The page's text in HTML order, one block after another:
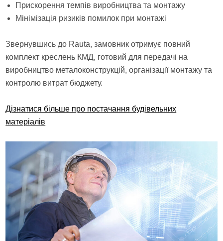
Прискорення темпів виробництва та монтажу
Мінімізація ризиків помилок при монтажі
Звернувшись до Rauta, замовник отримує повний
комплект креслень КМД, готовий для передачі на
виробництво металоконструкцій, організації монтажу та
контролю витрат бюджету.
Дізнатися більше про постачання будівельних
матеріалів